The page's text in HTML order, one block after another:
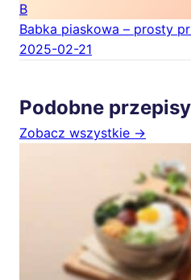
B
Babka piaskowa – prosty
2025-02-21
Podobne przepisy
Zobacz wszystkie →